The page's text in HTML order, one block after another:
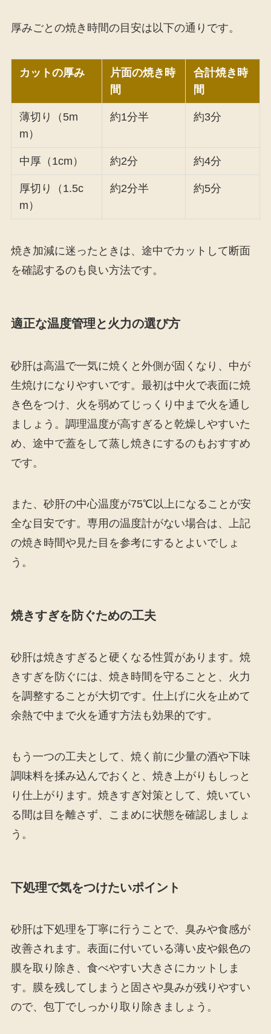
厚みごとの焼き時間の目安は以下の通りです。
カットの厚み
片面の焼き時
間
合計焼き時
間
薄切り（5m
m）
約1分半 約3分
中厚（1cm） 約2分 約4分
厚切り（1.5c
m）
約2分半 約5分
焼き加減に迷ったときは、途中でカットして断面
を確認するのも良い方法です。
適正な温度管理と火力の選び方
砂肝は高温で一気に焼くと外側が固くなり、中が
生焼けになりやすいです。最初は中火で表面に焼
き色をつけ、火を弱めてじっくり中まで火を通し
ましょう。調理温度が高すぎると乾燥しやすいた
め、途中で蓋をして蒸し焼きにするのもおすすめ
です。
また、砂肝の中心温度が75℃以上になることが安
全な目安です。専用の温度計がない場合は、上記
の焼き時間や見た目を参考にするとよいでしょ
う。
焼きすぎを防ぐための工夫
砂肝は焼きすぎると硬くなる性質があります。焼
きすぎを防ぐには、焼き時間を守ることと、火力
を調整することが大切です。仕上げに火を止めて
余熱で中まで火を通す方法も効果的です。
もう一つの工夫として、焼く前に少量の酒や下味
調味料を揉み込んでおくと、焼き上がりもしっと
り仕上がります。焼きすぎ対策として、焼いてい
る間は目を離さず、こまめに状態を確認しましょ
う。
下処理で気をつけたいポイント
砂肝は下処理を丁寧に行うことで、臭みや食感が
改善されます。表面に付いている薄い皮や銀色の
膜を取り除き、食べやすい大きさにカットしま
す。膜を残してしまうと固さや臭みが残りやすい
ので、包丁でしっかり取り除きましょう。